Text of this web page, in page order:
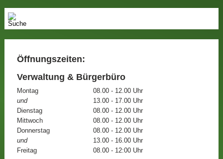
Öffnungszeiten:
Verwaltung & Bürgerbüro
Montag
08.00 - 12.00 Uhr
und
13.00 - 17.00 Uhr
Dienstag
08.00 - 12.00 Uhr
Mittwoch
08.00 - 12.00 Uhr
Donnerstag
08.00 - 12.00 Uhr
und
13.00 - 16.00 Uhr
Freitag
08.00 - 12:00 Uhr